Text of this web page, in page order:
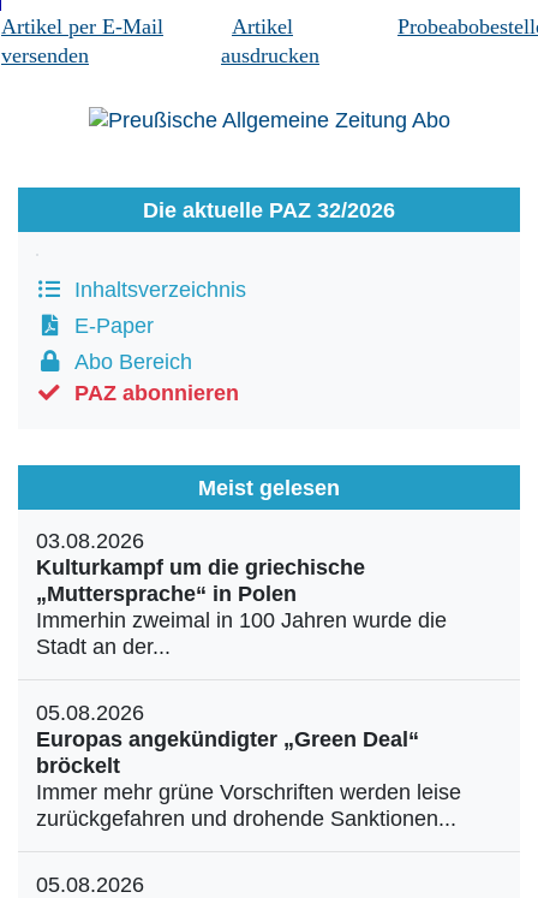
Artikel per E-Mail
versenden
Artikel
ausdrucken
Die aktuelle PAZ 32/2026
Inhaltsverzeichnis
E-Paper
Abo Bereich
PAZ abonnieren
Meist gelesen
03.08.2026
Kulturkampf um die griechische
„Muttersprache“ in Polen
Immerhin zweimal in 100 Jahren wurde die
Stadt an der...
05.08.2026
Europas angekündigter „Green Deal“
bröckelt
Immer mehr grüne Vorschriften werden leise
zurückgefahren und drohende Sanktionen...
05.08.2026